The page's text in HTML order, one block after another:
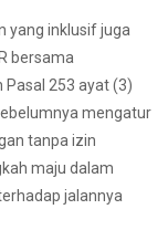
yang inklusif juga
bersama
253 ayat (3)
mengatur
tanpa izin
maju dalam
jalannya